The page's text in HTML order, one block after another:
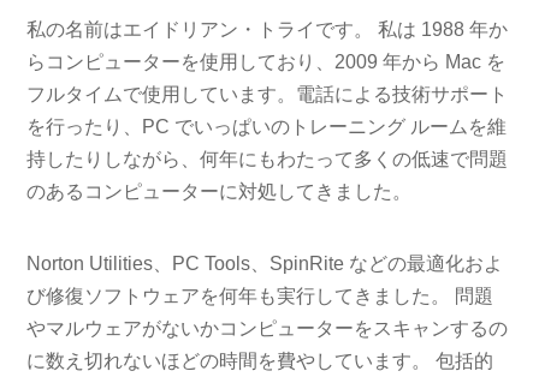
私の名前はエイドリアン・トライです。 私は 1988 年か
らコンピューターを使用しており、2009 年から Mac を
フルタイムで使用しています。電話による技術サポート
を行ったり、PC でいっぱいのトレーニング ルームを維
持したりしながら、何年にもわたって多くの低速で問題
のあるコンピューターに対処してきました。
Norton Utilities、PC Tools、SpinRite などの最適化およ
び修復ソフトウェアを何年も実行してきました。 問題
やマルウェアがないかコンピューターをスキャンするの
に数え切れないほどの時間を費やしています。 包括的